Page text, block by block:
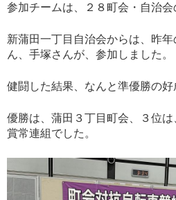
参加チームは、２８町会・自治会
新蒲田一丁目自治会からは、昨
ん、手塚さんが、参加しました。
健闘した結果、なんと準優勝の好
優勝は、蒲田３丁目町会、３位
賞常連組でした。